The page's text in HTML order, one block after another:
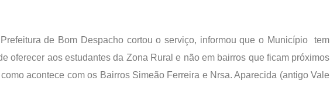
de Bom Despacho cortou o serviço, informou que o Município tem
oferecer aos estudantes da Zona Rural e não em bairros que ficam próximos
acontece com os Bairros Simeão Ferreira e Nrsa. Aparecida (antigo Vale